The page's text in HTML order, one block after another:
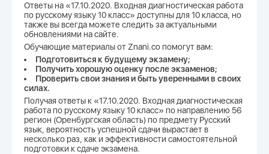
Ответы на «17.10.2020. Входная диагностическая работа
по русскому языку 10 класс» доступны для 10 класса, но
также вы всегда можете следить за актуальными
обновлениями на сайте.
Обучающие материалы от Znani.co помогут вам:
Подготовиться к будущему экзамену;
Получить хорошую оценку после экзаменов;
Проверить свои знания и быть уверенными в своих
силах.
Получая ответы к «17.10.2020. Входная диагностическая
работа по русскому языку 10 класс» по направлению 56
регион (Оренбургская область) по предмету Русский
язык, вероятность успешной сдачи вырастает в
несколько раз, как и эффективности самостоятельной
подготовки к сдаче экзамена.